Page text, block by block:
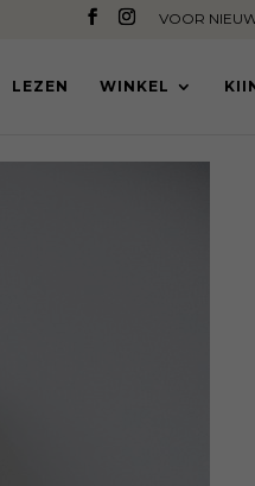
VOOR
LEZEN WINKEL